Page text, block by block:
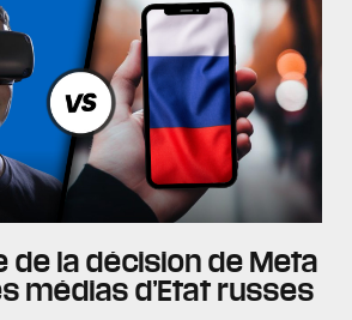
de la décision de Meta
médias d’Etat russes